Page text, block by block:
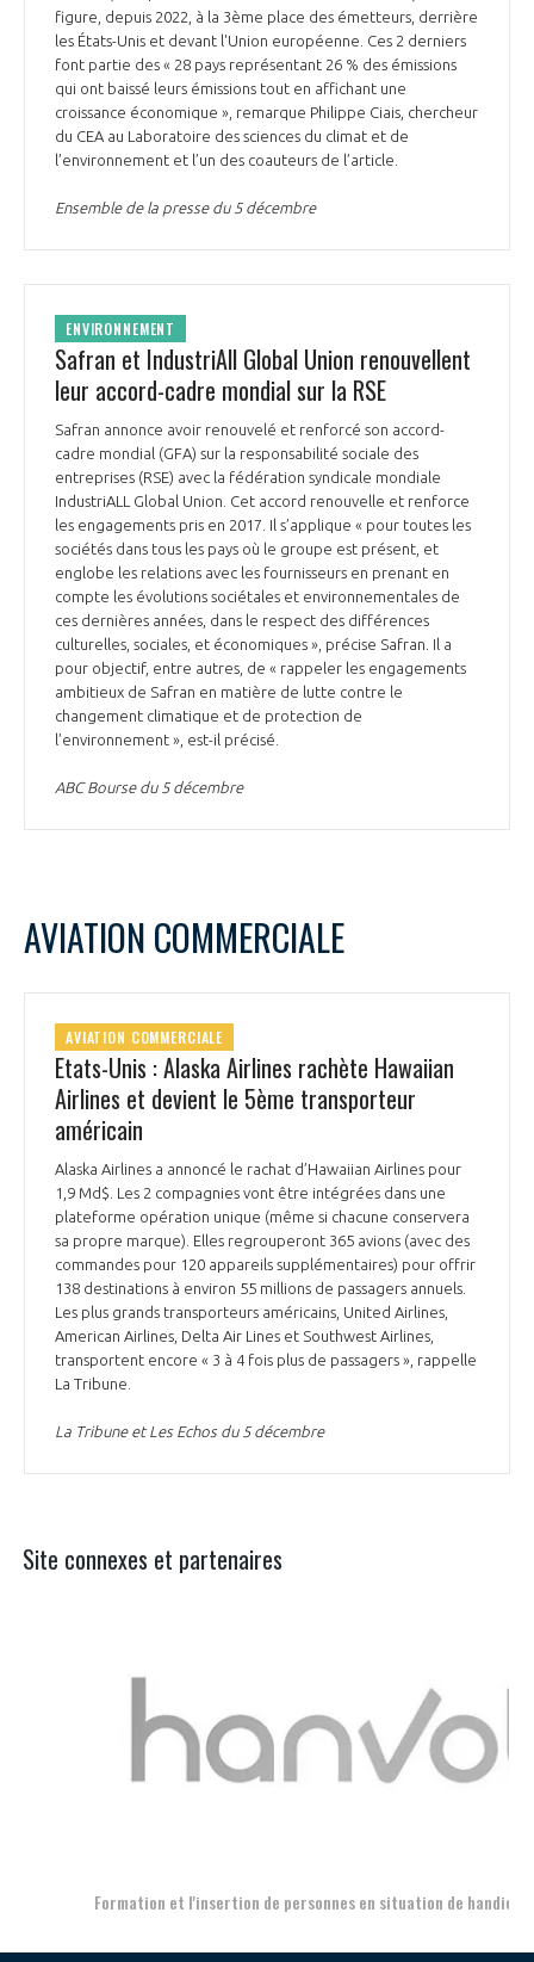
figure, depuis 2022, à la 3ème place des émetteurs, derrière
les États-Unis et devant l'Union européenne. Ces 2 derniers
font partie des « 28 pays représentant 26 % des émissions
qui ont baissé leurs émissions tout en affichant une
croissance économique », remarque Philippe Ciais, chercheur
du CEA au Laboratoire des sciences du climat et de
l’environnement et l’un des coauteurs de l’article.
Ensemble de la presse du 5 décembre
ENVIRONNEMENT
Safran et IndustriAll Global Union renouvellent
leur accord-cadre mondial sur la RSE
Safran annonce avoir renouvelé et renforcé son accord-
cadre mondial (GFA) sur la responsabilité sociale des
entreprises (RSE) avec la fédération syndicale mondiale
IndustriALL Global Union. Cet accord renouvelle et renforce
les engagements pris en 2017. Il s’applique « pour toutes les
sociétés dans tous les pays où le groupe est présent, et
englobe les relations avec les fournisseurs en prenant en
compte les évolutions sociétales et environnementales de
ces dernières années, dans le respect des différences
culturelles, sociales, et économiques », précise Safran. Il a
pour objectif, entre autres, de « rappeler les engagements
ambitieux de Safran en matière de lutte contre le
changement climatique et de protection de
l’environnement », est-il précisé.
ABC Bourse du 5 décembre
AVIATION COMMERCIALE
AVIATION COMMERCIALE
Etats-Unis : Alaska Airlines rachète Hawaiian
Airlines et devient le 5ème transporteur
américain
Alaska Airlines a annoncé le rachat d’Hawaiian Airlines pour
1,9 Md$. Les 2 compagnies vont être intégrées dans une
plateforme opération unique (même si chacune conservera
sa propre marque). Elles regrouperont 365 avions (avec des
commandes pour 120 appareils supplémentaires) pour offrir
138 destinations à environ 55 millions de passagers annuels.
Les plus grands transporteurs américains, United Airlines,
American Airlines, Delta Air Lines et Southwest Airlines,
transportent encore « 3 à 4 fois plus de passagers », rappelle
La Tribune.
La Tribune et Les Echos du 5 décembre
Site connexes et partenaires
Formation et l'insertion de personnes en situation de handicap